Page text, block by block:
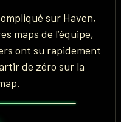
sur Haven,
maps de l’équipe,
ont su rapidement
de zéro sur la